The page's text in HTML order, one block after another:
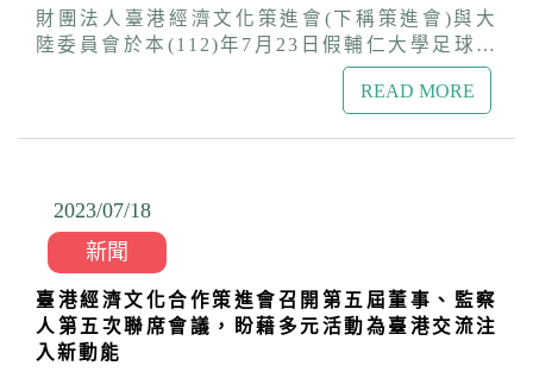
方互動熱絡。 鑒於疫後振興經濟、提升民生福
利，為臺港商界共同關心的議題，也是臺港民眾
一致的期盼，本會將持續推動各領域產業交流，
協助臺灣廠商拓展香港市場與商機，增添臺港經
財團法人臺港經濟文化策進會(下稱策進會)與大
陸委員會於本(112)年7月23日假輔仁大學足球場
合辦臺港友誼盃｢2023臺港足球交流賽｣，邀請臺
港兩地共6支成人隊伍，以及2支學生隊伍競技，
時，除向在場的香港朋友傳達關懷與問候外，並
表示足球運動在香港是十分大眾化的體育活動，
移居來臺的港人亦多以足球為主要休閒活動。
1950-1960年代，許多香港華僑選手代表中華民
國出賽，奪得兩次亞運冠軍，並參加羅馬奧運，
傳為佳話，彰顯臺港兩地長久以來的深厚情誼。
今年策進會延續去年友誼賽事，並擴大參賽隊
READ MORE
2023/07/18
新聞
臺港經濟文化合作策進會召開第五屆董事、監察
人第五次聯席會議，盼藉多元活動為臺港交流注
入新動能